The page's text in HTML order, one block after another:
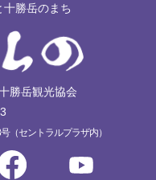
十勝岳のまち
勝岳観光協会
（セントラルプラザ内）